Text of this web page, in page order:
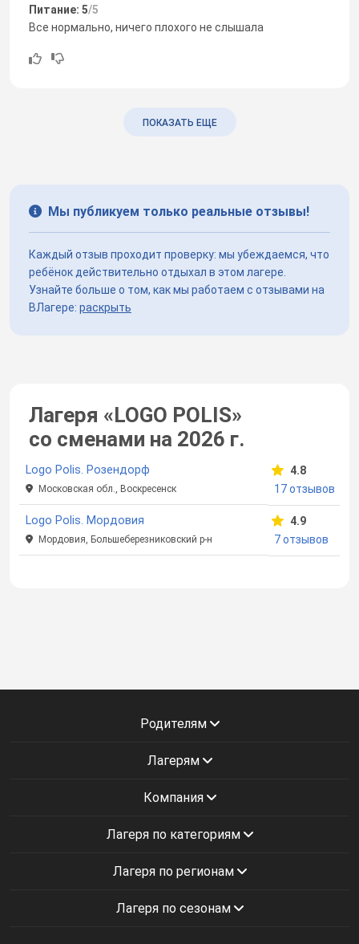
Питание: 5/5
Все нормально, ничего плохого не слышала
ПОКАЗАТЬ ЕЩЕ
Мы публикуем только реальные отзывы!
Каждый отзыв проходит проверку: мы убеждаемся, что
ребёнок действительно отдыхал в этом лагере.
Узнайте больше о том, как мы работаем с отзывами на
ВЛагере: раскрыть
Лагеря «LOGO POLIS»
со сменами на 2026 г.
Logo Polis. Розендорф
Московская обл., Воскресенск
4.8
17 отзывов
Logo Polis. Мордовия
Мордовия, Большеберезниковский р-н
4.9
7 отзывов
Родителям
Лагерям
Компания
Лагеря по категориям
Лагеря по регионам
Лагеря по сезонам